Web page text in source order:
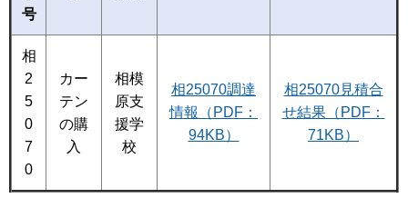
号
相
2
5
0
7
0
カー
テン
の購
入
相模
原支
援学
校
相25070調達
情報（PDF：
94KB）
相25070見積合
せ結果（PDF：
71KB）